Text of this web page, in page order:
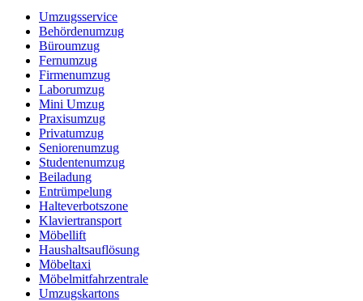
Umzugsservice
Behördenumzug
Büroumzug
Fernumzug
Firmenumzug
Laborumzug
Mini Umzug
Praxisumzug
Privatumzug
Seniorenumzug
Studentenumzug
Beiladung
Entrümpelung
Halteverbotszone
Klaviertransport
Möbellift
Haushaltsauflösung
Möbeltaxi
Möbelmitfahrzentrale
Umzugskartons